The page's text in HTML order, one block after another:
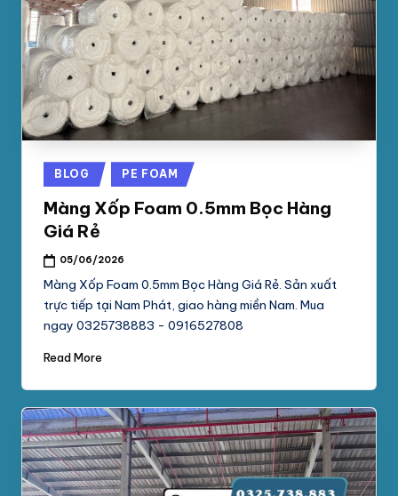
Posted
in
BLOG PE FOAM
Màng Xốp Foam 0.5mm Bọc Hàng
Giá Rẻ
05/06/2026
Màng Xốp Foam 0.5mm Bọc Hàng Giá Rẻ. Sản xuất
trực tiếp tại Nam Phát, giao hàng miền Nam. Mua
ngay 0325738883 - 0916527808
Read More